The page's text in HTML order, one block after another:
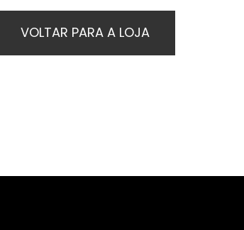
VOLTAR PARA A LOJA